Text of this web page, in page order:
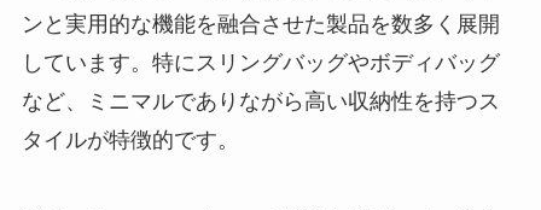
ンと実用的な機能を融合させた製品を数多く展開
しています。特にスリングバッグやボディバッグ
など、ミニマルでありながら高い収納性を持つス
タイルが特徴的です。